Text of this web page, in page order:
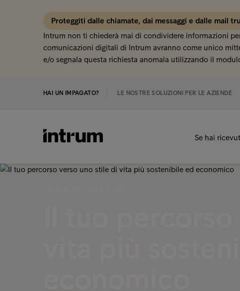
Proteggiti dalle chiamate, dai messaggi e dalle mail
Intrum non ti chiederà mai di condividere informazioni
comunicazioni digitali di Intrum avranno come unico
e/o segnala questa richiesta anomala utilizzando il
HAI UN IMPAGATO? LE NOSTRE SOLUZIONI PER LE AZIENDE
Se hai